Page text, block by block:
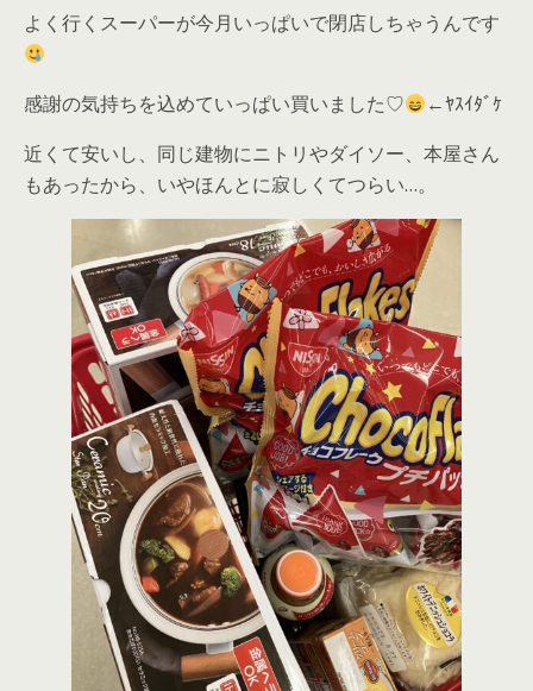
よく行くスーパーが今月いっぱいで閉店しちゃうんです
感謝の気持ちを込めていっぱい買いました♡
←ﾔｽｲﾀﾞｹ
近くて安いし、同じ建物にニトリやダイソー、本屋さん
もあったから、いやほんとに寂しくてつらい…。